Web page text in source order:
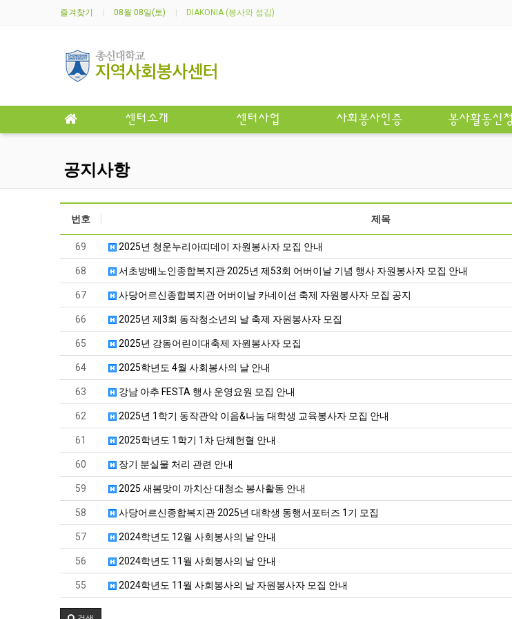
즐겨찾기 08월 08일(토) DIAKONIA (봉사와 섬김)
센터소개 센터사업 사회봉사인증 봉사활동신청
공지사항
번호 제목
69 2025년 청운누리아띠데이 자원봉사자 모집 안내
68 서초방배노인종합복지관 2025년 제53회 어버이날 기념 행사 자원봉사자 모집 안내
67 사당어르신종합복지관 어버이날 카네이션 축제 자원봉사자 모집 공지
66 2025년 제3회 동작청소년의 날 축제 자원봉사자 모집
65 2025년 강동어린이대축제 자원봉사자 모집
64 2025학년도 4월 사회봉사의 날 안내
63 강남 아추 FESTA 행사 운영요원 모집 안내
62 2025년 1학기 동작관악 이음&나눔 대학생 교육봉사자 모집 안내
61 2025학년도 1학기 1차 단체헌혈 안내
60 장기 분실물 처리 관련 안내
59 2025 새봄맞이 까치산 대청소 봉사활동 안내
58 사당어르신종합복지관 2025년 대학생 동행서포터즈 1기 모집
57 2024학년도 12월 사회봉사의 날 안내
56 2024학년도 11월 사회봉사의 날 안내
55 2024학년도 11월 사회봉사의 날 자원봉사자 모집 안내